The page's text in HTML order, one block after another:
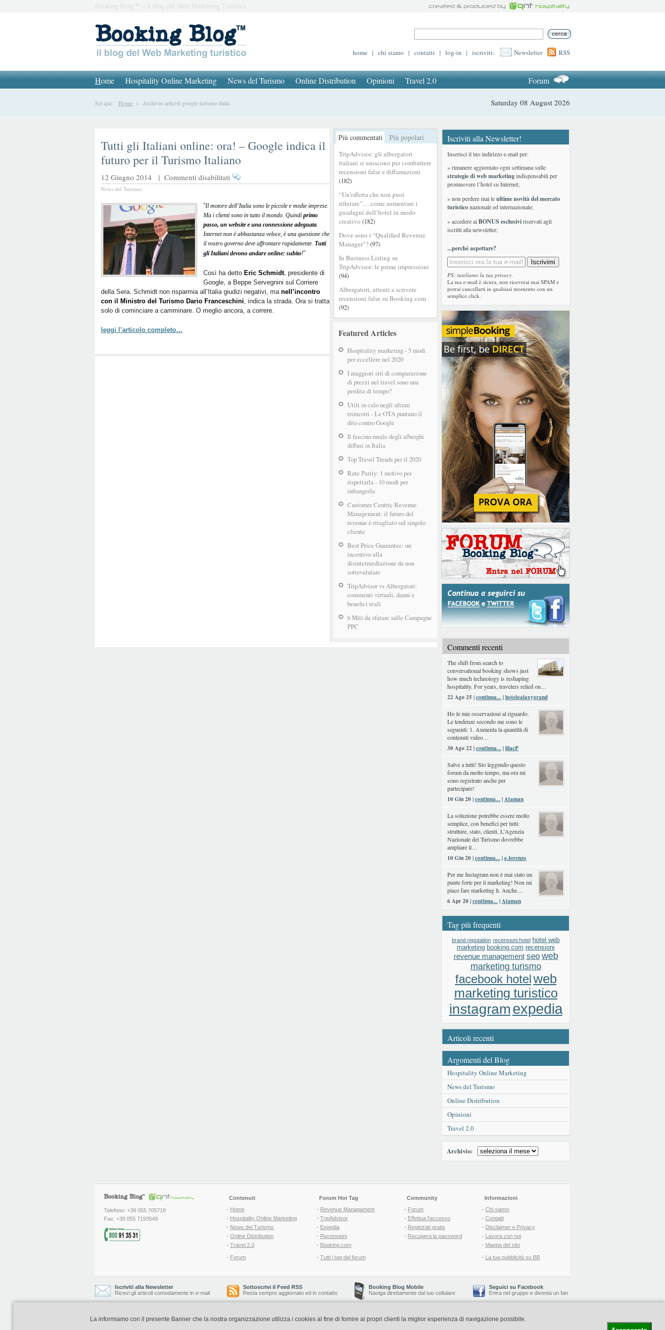
Booking Blog™ – Il blog del Web Marketing Turistico
home | chi siamo | contatti | log-in | iscriviti: Newsletter RSS
Home Hospitality Online Marketing News del Turismo Online Distribution Opinioni Travel 2.0 Forum
Sei qui: Home » Archivio articoli google turismo italia Saturday 08 August 2026
Più commentati Più popolari
TripAdvisor: gli albergatori
italiani si uniscono per combattere
recensioni false e diffamazioni
(182)
“Un’offerta che non puoi
rifiutare”… come aumentare i
guadagni dell’hotel in modo
creativo (182)
Dove sono i “Qualified Revenue
Manager”?(97)
In Business Listing su
TripAdvisor: le prime impressioni
(94)
Albergatori, attenti a scrivere
recensioni false su Booking.com
(92)
Featured Articles
Hospitality marketing - 5 modi
per eccellere nel 2020
I maggiori siti di comparazione
di prezzi nel travel sono una
perdita di tempo?
Utili in calo negli ultimi
trimestri - Le OTA puntano il
dito contro Google
Il fascino rurale degli alberghi
diffusi in Italia
Top Travel Trends per il 2020
Rate Parity: 1 motivo per
rispettarla - 10 modi per
infrangerla
Customer Centric Revenue
Management: il futuro del
revenue è ritagliato sul singolo
cliente
Best Price Guarantee: un
incentivo alla
disintermediazione da non
sottovalutare
TripAdvisor vs Albergatori:
commenti virtuali, danni e
benefici reali
6 Miti da sfatare sulle Campagne
PPC
Tutti gli Italiani online: ora! – Google indica il
futuro per il Turismo Italiano
12 Giugno 2014 | Commenti disabilitati su
Tutti
Italiani
online:
ora!
–
Google
indica
futuro
per
il
Turismo
Italiano
News del Turismo
“Il motore dell’Italia sono le piccole e medie imprese.
Ma i clienti sono in tutto il mondo. Quindi primo
passo, un website e una connessione adeguata.
Internet non è abbastanza veloce, è una questione che
il vostro governo deve affrontare rapidamente. Tutti
gli Italiani devono andare online: subito!”
Così ha detto Eric Schmidt, presidente di
Google, a Beppe Servegnini sul Corriere
della Sera. Schmidt non risparmia all’Italia giudizi negativi, ma nell’incontro
con il Ministro del Turismo Dario Franceschini, indica la strada. Ora si tratta
solo di cominciare a camminare. O meglio ancora, a correre.
leggi l’articolo completo…
Iscriviti alla Newsletter!
Inserisci il tuo indirizzo e-mail per:
» rimanere aggiornato ogni settimana sulle
strategie di web marketingindispensabili per
promuovere l’hotel su Internet;
» non perdere mai leultime novità del mercato
turisticonazionale ed internazionale;
» accedere aiBONUS esclusiviriservati agli
iscritti alla newsletter;
...perché aspettare?
PS: tuteliamo la tua privacy.
La tua e-mail è sicura, non riceverai mai SPAM e
potrai cancellarti in qualsiasi momento con un
semplice click.
Commenti recenti
The shift from search to
conversational booking shows just
how much technology is reshaping
hospitality. For years, travelers relied on…
22 Ago 25 |continua...|hotelgalaxygrand
Ho le mie osservazioni al riguardo.
Le tendenze secondo me sono le
seguenti: 1. Aumenta la quantità di
contenuti video…
30 Ago 22 |continua...|lilacP
Salve a tutti! Sto leggendo questo
forum da molto tempo, ma ora mi
sono registrato anche per
partecipare!
10 Giu 20 |continua...|Ataman
La soluzione potrebbe essere molto
semplice, con benefici per tutti:
strutture, stato, clienti. L'Agenzia
Nazionale del Turismo dovrebbe
ampliare il…
10 Giu 20 |continua...|g.lorenzo
Per me Instagram non è mai stato un
punte forte per il marketing! Non mi
piace fare marketing lì. Anche…
6 Apr 20 |continua...|Ataman
Tag più frequenti
brand reputation recensioni hotel hotel web
marketing booking.com recensioni
revenue management seo web
marketing turismo
facebook hotelweb
marketing turistico
instagramexpedia
Articoli recenti
Argomenti del Blog
Hospitality Online Marketing
News del Turismo
Online Distribution
Opinioni
Travel 2.0
Archivio:
Telefono: +39 055 705718
Fax: +39 055 7193549
Contenuti
- Home
- Hospitality Online Marketing
- News del Turismo
- Online Distribution
- Travel 2.0
- Forum
Forum Hot Tag
- Revenue Managament
- TripAdvisor
- Expedia
- Recensioni
- Booking.com
- Tutti i tag del forum
Community
- Forum
- Effettua l'accesso
- Registrati gratis
- Recupera la password
Informazioni
- Chi siamo
- Contatti
- Disclaimer e Privacy
- Lavora con noi
- Mappa del sito
- La tua pubblicità su BB
Iscriviti alla Newsletter
Ricevi gli articoli comodamente in e-mail
Sottoscrivi il Feed RSS
Resta sempre aggiornato ed in contatto
Booking Blog Mobile
Naviga direttamente dal tuo cellulare
Seguici su Facebook
Entra nel gruppo e diventa un fan
Booking Blog è realizzato e curato da Copyright © 2006-2026 QNT S.r.l. Socio Unico -www.qnt.it-Booking Blog™ -Il blog del Web Marketing Turistico
La informiamo con il presente Banner che la nostra organizzazione utilizza i cookies al fine di fornire ai propri clienti la miglior esperienza di navigazione possibile.